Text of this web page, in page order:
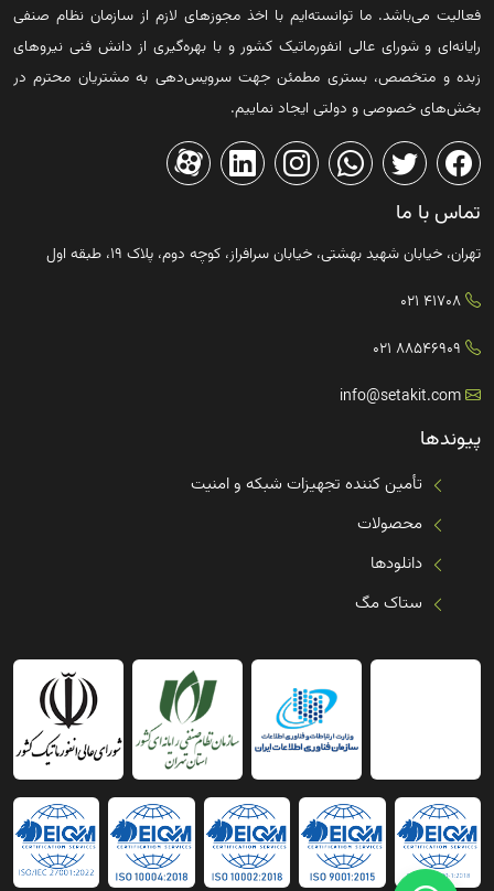
فعالیت می‌باشد. ما توانسته‌ایم با اخذ مجوزهای لازم از سازمان نظام صنفی
رایانه‌ای و شورای عالی انفورماتیک کشور و با بهره‌گیری از دانش فنی نیروهای
زبده و متخصص، بستری مطمئن جهت سرویس‌دهی به مشتریان محترم در
بخش‌های خصوصی و دولتی ایجاد نماییم.
تماس با ما
تهران، خیابان شهید بهشتی، خیابان سرافراز، کوچه دوم، پلاک ۱۹، طبقه اول
41708 021
88546909 021
info@setakit.com
پیوندها
تأمین کننده تجهیزات شبکه و امنیت
محصولات
دانلودها
ستاک مگ